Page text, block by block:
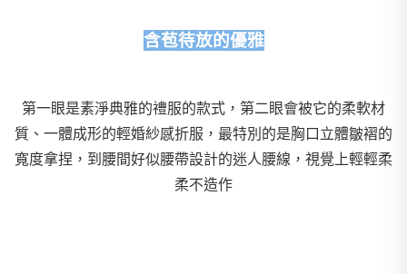
含苞待放的優雅
第一眼是素淨典雅的禮服的款式，第二眼會被它的柔軟材
質、一體成形的輕婚紗感折服，最特別的是胸口立體皺褶的
寬度拿捏，到腰間好似腰帶設計的迷人腰線，視覺上輕輕柔
柔不造作